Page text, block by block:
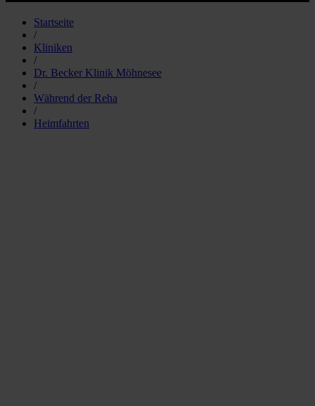
Startseite
/
Kliniken
/
Dr. Becker Klinik Möhnesee
/
Während der Reha
/
Heimfahrten